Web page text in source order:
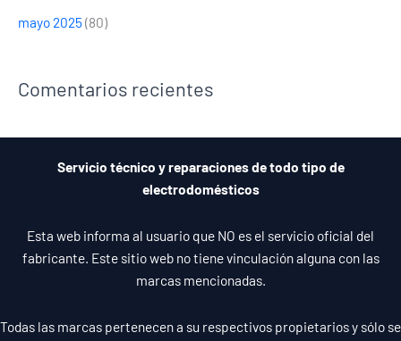
mayo 2025(80)
Comentarios recientes
Servicio técnico y reparaciones de todo tipo de
electrodomésticos
Esta web informa al usuario que NO es el servicio oficial del
fabricante. Este sitio web no tiene vinculación alguna con las
marcas mencionadas.
Todas las marcas pertenecen a su respectivos propietarios y sólo se